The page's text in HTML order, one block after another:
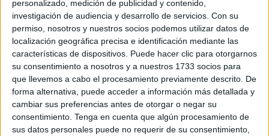
personalizado, medición de publicidad y contenido,
investigación de audiencia y desarrollo de servicios. Con su
permiso, nosotros y nuestros socios podemos utilizar datos de
localización geográfica precisa e identificación mediante las
características de dispositivos. Puede hacer clic para otorgarnos
su consentimiento a nosotros y a nuestros 1733 socios para
que llevemos a cabo el procesamiento previamente descrito. De
forma alternativa, puede acceder a información más detallada y
cambiar sus preferencias antes de otorgar o negar su
consentimiento. Tenga en cuenta que algún procesamiento de
sus datos personales puede no requerir de su consentimiento,